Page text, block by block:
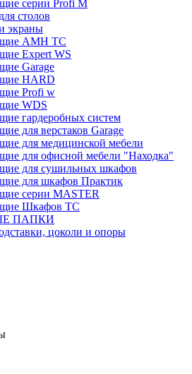
серии Profi M
столов
экраны
AMH TC
Expert WS
Garage
HARD
Profi w
WDS
гардеробных систем
для верстаков Garage
для медицинской мебели
для офисной мебели "Находка"
для сушильных шкафов
для шкафов Практик
серии MASTER
Шкафов ТС
ПАПКИ
цоколи и опоры